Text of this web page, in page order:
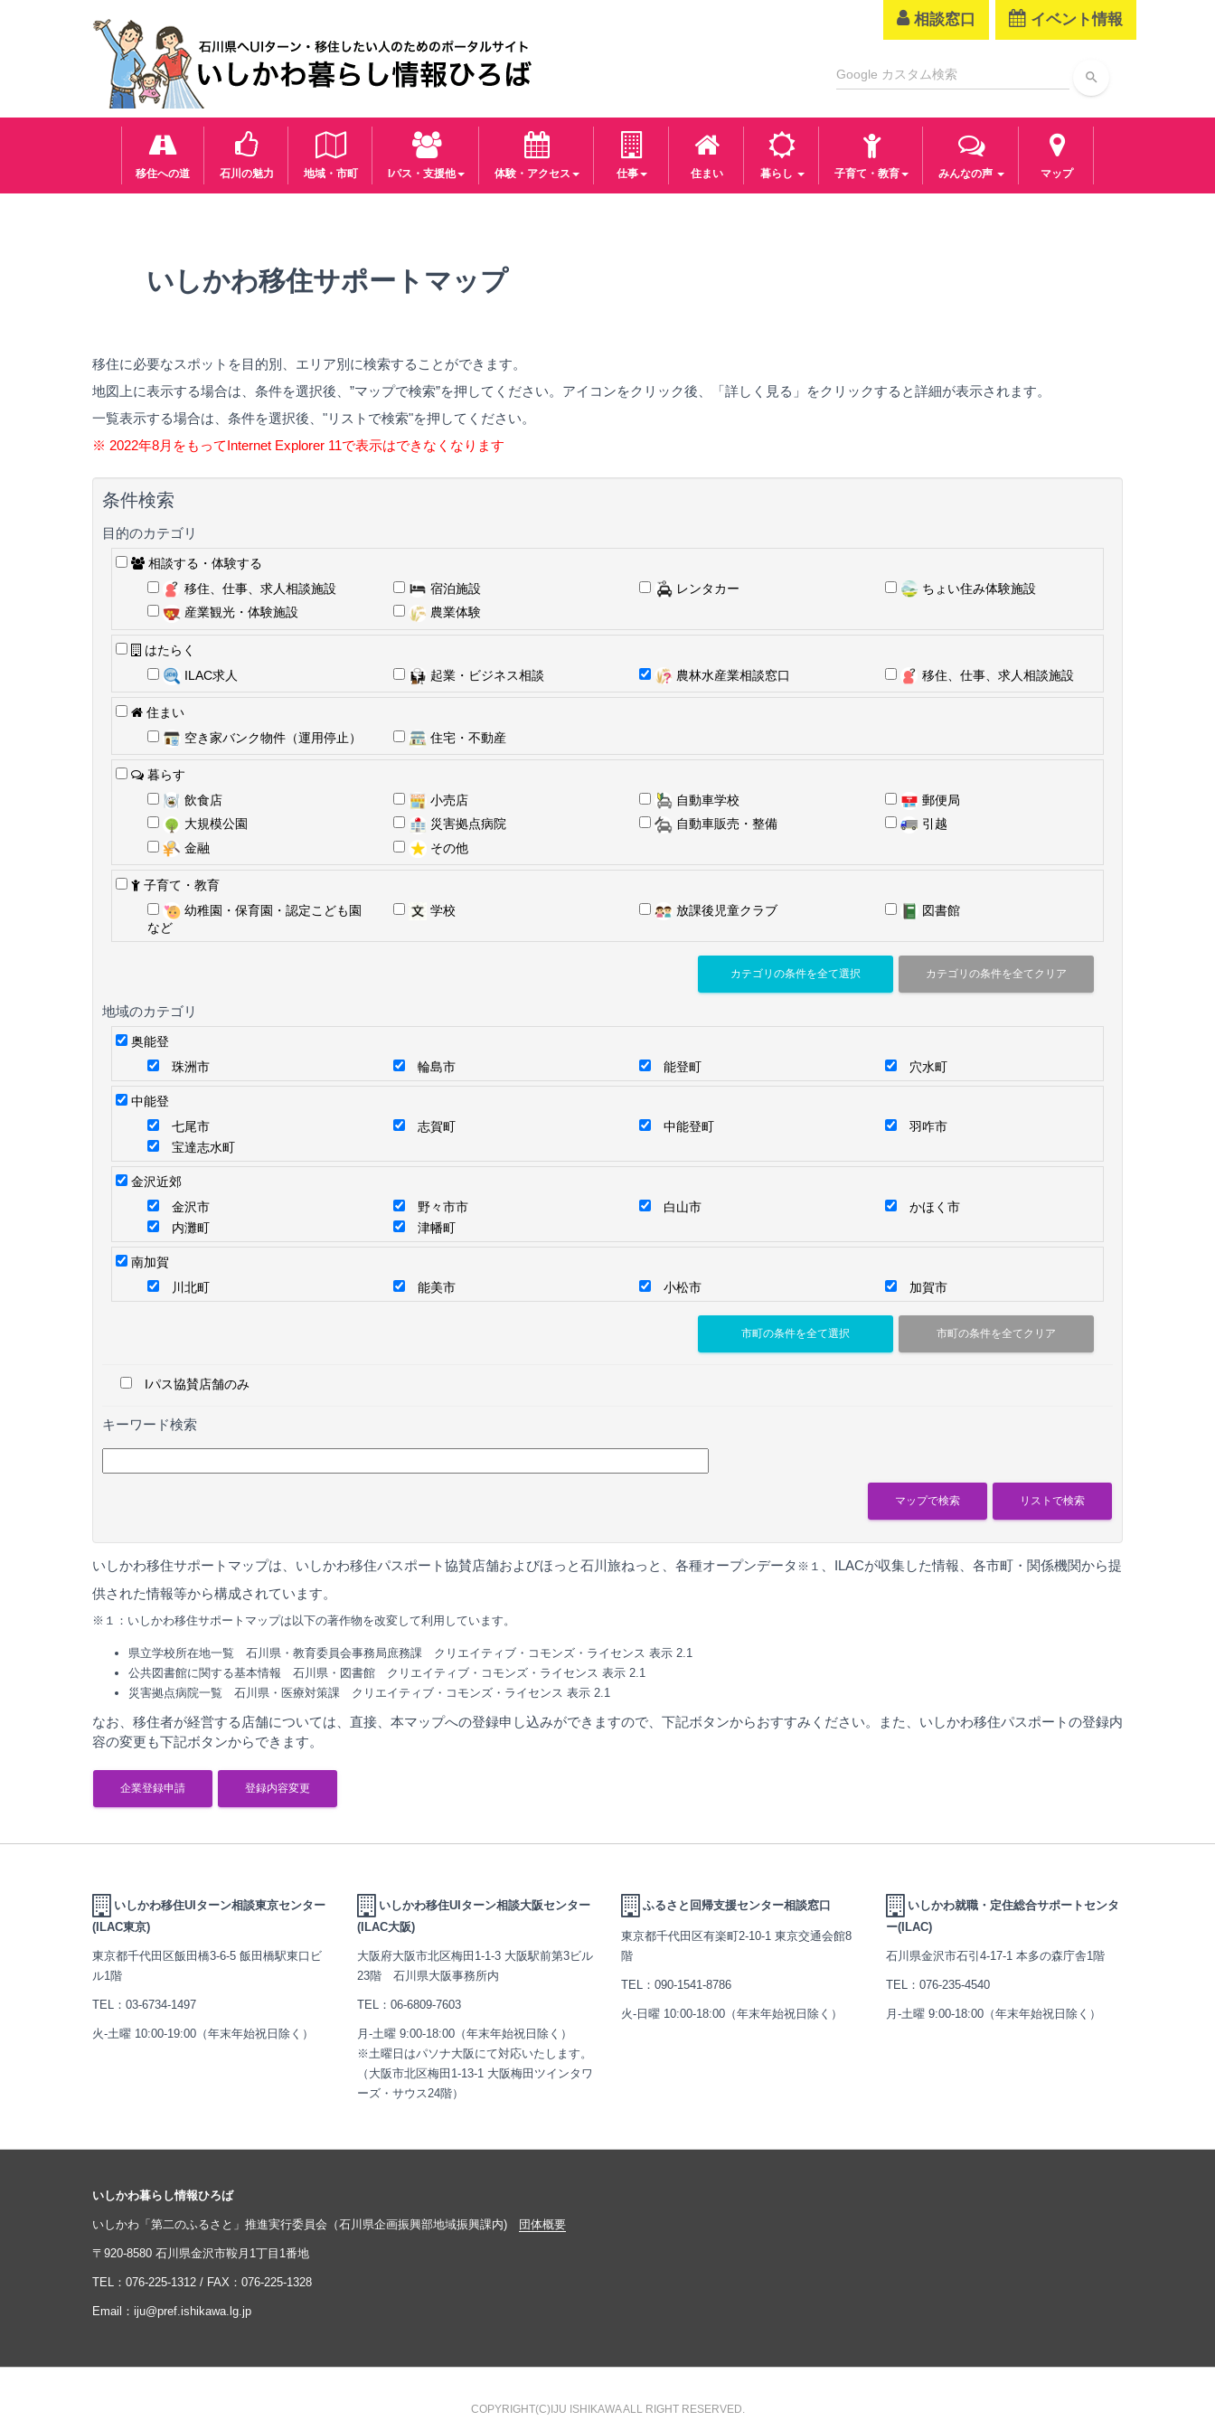
相談窓口 イベント情報
search
移住への道 石川の魅力 地域・市町 Iパス・支援他 体験・アクセス 仕事 住まい 暮らし 子育て・教育 みんなの声 マップ
いしかわ移住サポートマップ
移住に必要なスポットを目的別、エリア別に検索することができます。
地図上に表示する場合は、条件を選択後、”マップで検索”を押してください。アイコンをクリック後、「詳しく見る」をクリックすると詳細が表示されます。
一覧表示する場合は、条件を選択後、"リストで検索"を押してください。
※ 2022年8月をもってInternet Explorer 11で表示はできなくなります
条件検索
目的のカテゴリ
相談する・体験する
移住、仕事、求人相談施設
宿泊施設 レンタカー
ちょい住み体験施設
産業観光・体験施設
農業体験
はたらく
ILAC求人
起業・ビジネス相談 農林水産業相談窓口 移住、仕事、求人相談施設
住まい
空き家バンク物件（運用停止）
住宅・不動産
暮らす
飲食店
小売店 自動車学校
郵便局
大規模公園
災害拠点病院 自動車販売・整備
引越
金融
その他
子育て・教育
幼稚園・保育園・認定こども園
など
学校 放課後児童クラブ 図書館
地域のカテゴリ
奥能登
珠洲市
輪島市 能登町 穴水町
中能登
七尾市
志賀町 中能登町
羽咋市
宝達志水町
金沢近郊
金沢市
野々市市 白山市
かほく市
内灘町
津幡町
南加賀
川北町
能美市 小松市 加賀市
Iパス協賛店舗のみ
キーワード検索
いしかわ移住サポートマップは、いしかわ移住パスポート協賛店舗およびほっと石川旅ねっと、各種オープンデータ ※１
、ILACが収集した情報、各市町・関係機関から提
供された情報等から構成されています。
※１：いしかわ移住サポートマップは以下の著作物を改変して利用しています。
県立学校所在地一覧 石川県・教育委員会事務局庶務課 クリエイティブ・コモンズ・ライセンス 表示 2.1
公共図書館に関する基本情報 石川県・図書館 クリエイティブ・コモンズ・ライセンス 表示 2.1
災害拠点病院一覧 石川県・医療対策課 クリエイティブ・コモンズ・ライセンス 表示 2.1
なお、移住者が経営する店舗については、直接、本マップへの登録申し込みができますので、下記ボタンからおすすみください。また、いしかわ移住パスポートの登録内
容の変更も下記ボタンからできます。
企業登録申請 登録内容変更
いしかわ移住UIターン相談東京センター
(ILAC東京)
東京都千代田区飯田橋3-6-5 飯田橋駅東口ビ
ル1階
TEL： 03-6734-1497
火-土曜 10:00-19:00（年末年始祝日除く）
いしかわ移住UIターン相談大阪センター
(ILAC大阪)
大阪府大阪市北区梅田1-1-3 大阪駅前第3ビル
23階 石川県大阪事務所内
TEL： 06-6809-7603
月-土曜 9:00-18:00（年末年始祝日除く）
※土曜日はパソナ大阪にて対応いたします。
（大阪市北区梅田1-13-1 大阪梅田ツインタワ
ーズ・サウス24階）
ふるさと回帰支援センター相談窓口
東京都千代田区有楽町2-10-1 東京交通会館8
階
TEL： 090-1541-8786
火-日曜 10:00-18:00（年末年始祝日除く）
いしかわ就職・定住総合サポートセンタ
ー(ILAC)
石川県金沢市石引4-17-1 本多の森庁舎1階
TEL： 076-235-4540
月-土曜 9:00-18:00（年末年始祝日除く）
いしかわ暮らし情報ひろば
いしかわ「第二のふるさと」推進実行委員会（石川県企画振興部地域振興課内) 団体概要
〒920-8580 石川県金沢市鞍月1丁目1番地
TEL： 076-225-1312 / FAX：076-225-1328
Email： iju@pref.ishikawa.lg.jp
COPYRIGHT(C)IJU ISHIKAWA ALL RIGHT RESERVED.